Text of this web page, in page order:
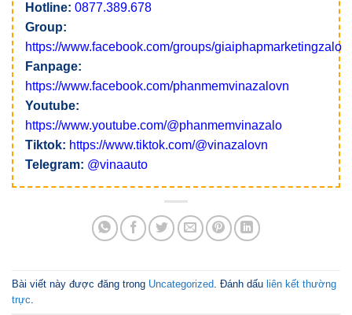
Hotline: 0877.389.678
Group:
https://www.facebook.com/groups/giaiphapmarketingzalo
Fanpage:
https://www.facebook.com/phanmemvinazalovn
Youtube:
https://www.youtube.com/@phanmemvinazalo
Tiktok: https://www.tiktok.com/@vinazalovn
Telegram: @vinaauto
Bài viết này được đăng trong Uncategorized . Đánh dấu liên kết thường
trực